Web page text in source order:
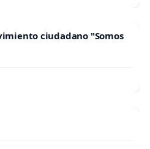
ciudadano "Somos